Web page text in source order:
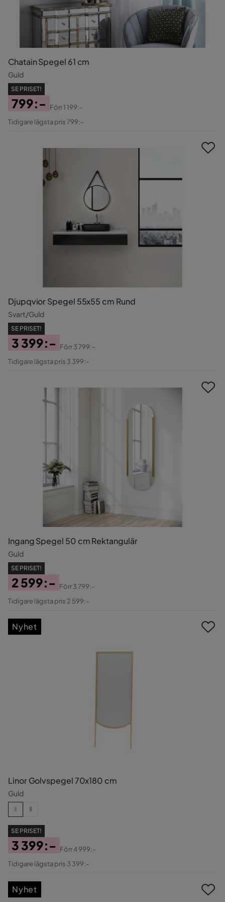
Chatain Spegel 61 cm
Guld
SE PRISET!
Pris
799:-
Original
Förr1 199:-
Tidigare lägsta pris 799:-
Djupqvior Spegel 55x55 cm Rund
Svart/Guld
SE PRISET!
Pris
3 399:-
Original
Förr3 799:-
Tidigare lägsta pris 3 399:-
Ingang Spegel 50 cm Rektangulär
Guld
SE PRISET!
Pris
2 599:-
Original
Förr3 799:-
Tidigare lägsta pris 2 599:-
Linor Golvspegel 70x180 cm
Guld
SE PRISET!
Pris
3 399:-
Original
Förr4 999:-
Tidigare lägsta pris 3 399:-
Nyhet
Nyhet